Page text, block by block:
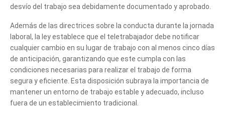
desvío del trabajo sea debidamente documentado y aprobado.
Además de las directrices sobre la conducta durante la jornada
laboral, la ley establece que el teletrabajador debe notificar
cualquier cambio en su lugar de trabajo con al menos cinco días
de anticipación, garantizando que este cumpla con las
condiciones necesarias para realizar el trabajo de forma
segura y eficiente. Esta disposición subraya la importancia de
mantener un entorno de trabajo estable y adecuado, incluso
fuera de un establecimiento tradicional.